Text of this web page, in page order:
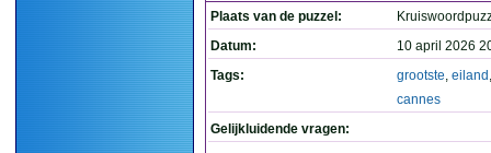
Plaats van de puzzel:
Datum:
10 april 2026
Tags:
grootste, eiland
cannes
Gelijkluidende vragen: